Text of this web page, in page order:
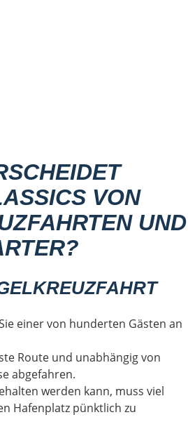
VON
UND
einer von hunderten Gästen an
Route und unabhängig von
abgefahren.
werden kann, muss viel
Hafenplatz pünktlich zu